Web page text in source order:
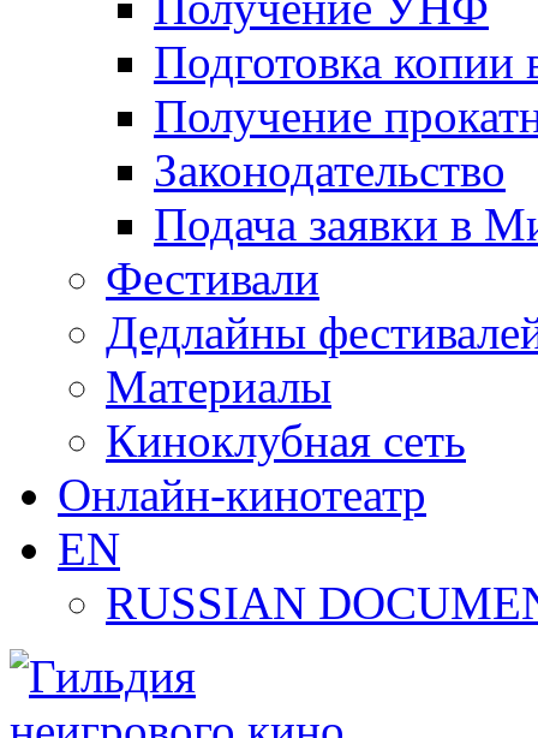
Подготовка копии
Получение
Законодательство
Подача заявки в
Фестивали
Дедлайны
Материалы
Киноклубная сеть
Онлайн-кинотеатр
EN
RUSSIAN